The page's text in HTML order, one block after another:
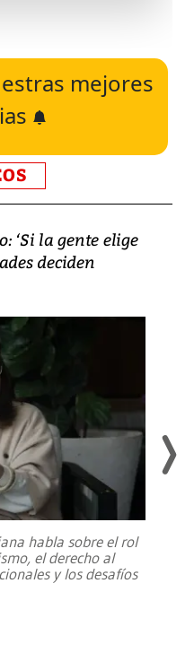
mejores
‘Si la gente elige
deciden
habla sobre el rol
el derecho al
y los desafíos